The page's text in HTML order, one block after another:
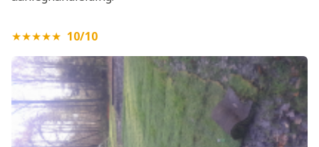
★★★★★ 10/10